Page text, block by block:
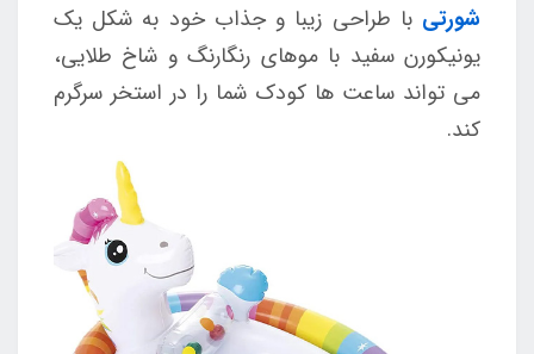
شورتی با طراحی زیبا و جذاب خود به شکل یک
یونیکورن سفید با موهای رنگارنگ و شاخ طلایی،
می تواند ساعت ها کودک شما را در استخر سرگرم
کند.